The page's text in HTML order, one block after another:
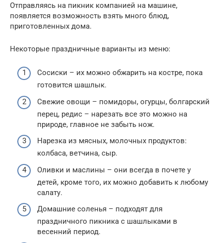
Отправляясь на пикник компанией на машине,
появляется возможность взять много блюд,
приготовленных дома.
Некоторые праздничные варианты из меню:
Сосиски – их можно обжарить на костре, пока
готовится шашлык.
Свежие овощи – помидоры, огурцы, болгарский
перец, редис – нарезать все это можно на
природе, главное не забыть нож.
Нарезка из мясных, молочных продуктов:
колбаса, ветчина, сыр.
Оливки и маслины – они всегда в почете у
детей, кроме того, их можно добавить к любому
салату.
Домашние соленья – подходят для
праздничного пикника с шашлыками в
весенний период.